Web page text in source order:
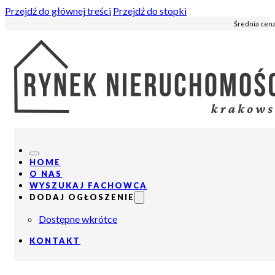
Przejdź do głównej treści Przejdź do stopki
Średnia
HOME
O NAS
WYSZUKAJ FACHOWCA
DODAJ OGŁOSZENIE
Dostępne wkrótce
KONTAKT